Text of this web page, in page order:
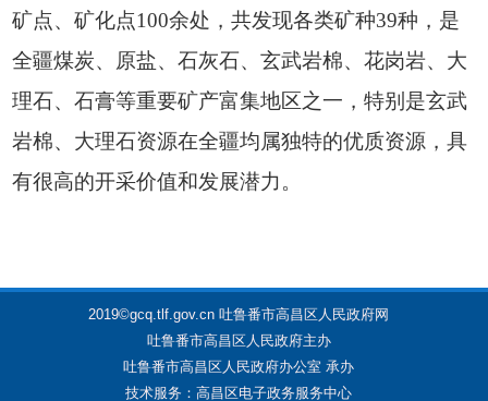
矿点、矿化点100余处，共发现各类矿种39种，是
全疆煤炭、原盐、石灰石、玄武岩棉、花岗岩、大
理石、石膏等重要矿产富集地区之一，特别是玄武
岩棉、大理石资源在全疆均属独特的优质资源，具
有很高的开采价值和发展潜力。
2019©gcq.tlf.gov.cn 吐鲁番市高昌区人民政府网
吐鲁番市高昌区人民政府主办
吐鲁番市高昌区人民政府办公室 承办
技术服务：高昌区电子政务服务中心